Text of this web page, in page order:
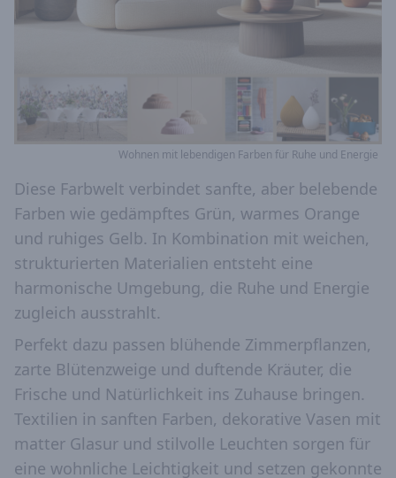
Wohnen mit lebendigen Farben für Ruhe und Energie
Diese Farbwelt verbindet sanfte, aber belebende
Farben wie gedämpftes Grün, warmes Orange
und ruhiges Gelb. In Kombination mit weichen,
strukturierten Materialien entsteht eine
harmonische Umgebung, die Ruhe und Energie
zugleich ausstrahlt.
Perfekt dazu passen blühende Zimmerpflanzen,
zarte Blütenzweige und duftende Kräuter, die
Frische und Natürlichkeit ins Zuhause bringen.
Textilien in sanften Farben, dekorative Vasen mit
matter Glasur und stilvolle Leuchten sorgen für
eine wohnliche Leichtigkeit und setzen gekonnte